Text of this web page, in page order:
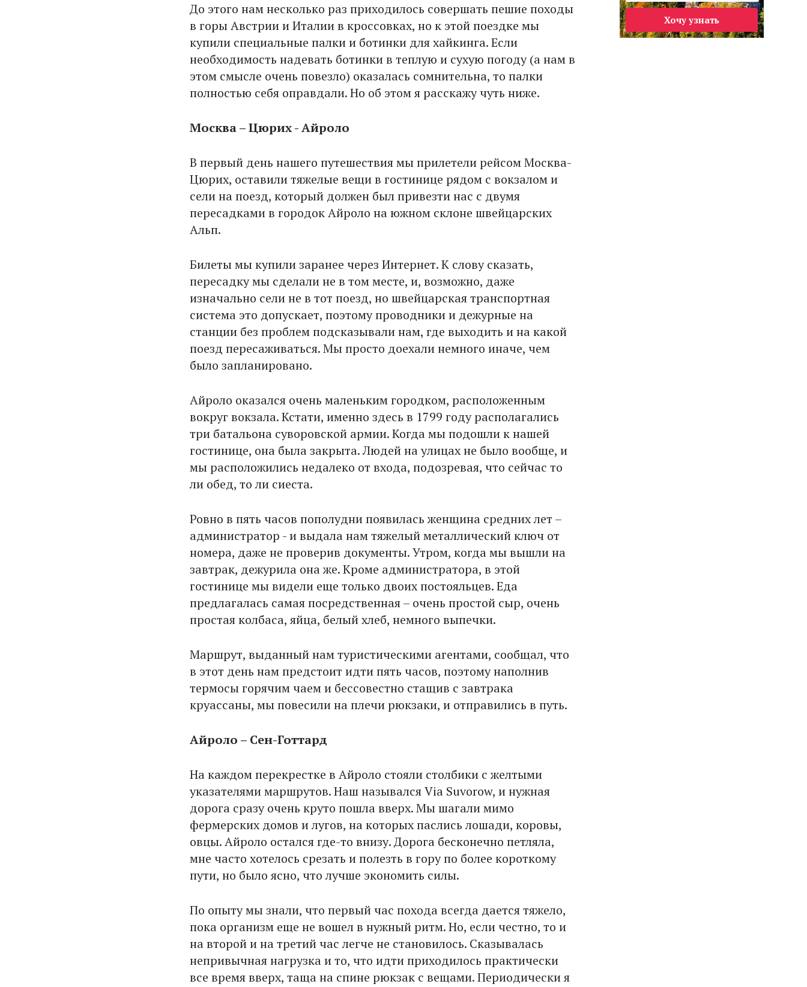
До этого нам несколько раз приходилось совершать пешие походы
в горы Австрии и Италии в кроссовках, но к этой поездке мы
купили специальные палки и ботинки для хайкинга. Если
необходимость надевать ботинки в теплую и сухую погоду (а нам в
этом смысле очень повезло) оказалась сомнительна, то палки
полностью себя оправдали. Но об этом я расскажу чуть ниже.
Москва – Цюрих - Айроло
В первый день нашего путешествия мы прилетели рейсом Москва-
Цюрих, оставили тяжелые вещи в гостинице рядом с вокзалом и
сели на поезд, который должен был привезти нас с двумя
пересадками в городок Айроло на южном склоне швейцарских
Альп.
Билеты мы купили заранее через Интернет. К слову сказать,
пересадку мы сделали не в том месте, и, возможно, даже
изначально сели не в тот поезд, но швейцарская транспортная
система это допускает, поэтому проводники и дежурные на
станции без проблем подсказывали нам, где выходить и на какой
поезд пересаживаться. Мы просто доехали немного иначе, чем
было запланировано.
Айроло оказался очень маленьким городком, расположенным
вокруг вокзала. Кстати, именно здесь в 1799 году располагались
три батальона суворовской армии. Когда мы подошли к нашей
гостинице, она была закрыта. Людей на улицах не было вообще, и
мы расположились недалеко от входа, подозревая, что сейчас то
ли обед, то ли сиеста.
Ровно в пять часов пополудни появилась женщина средних лет –
администратор - и выдала нам тяжелый металлический ключ от
номера, даже не проверив документы. Утром, когда мы вышли на
завтрак, дежурила она же. Кроме администратора, в этой
гостинице мы видели еще только двоих постояльцев. Еда
предлагалась самая посредственная – очень простой сыр, очень
простая колбаса, яйца, белый хлеб, немного выпечки.
Маршрут, выданный нам туристическими агентами, сообщал, что
в этот день нам предстоит идти пять часов, поэтому наполнив
термосы горячим чаем и бессовестно стащив с завтрака
круассаны, мы повесили на плечи рюкзаки, и отправились в путь.
Айроло – Сен-Готтард
На каждом перекрестке в Айроло стояли столбики с желтыми
указателями маршрутов. Наш назывался Via Suvorow, и нужная
дорога сразу очень круто пошла вверх. Мы шагали мимо
фермерских домов и лугов, на которых паслись лошади, коровы,
овцы. Айроло остался где-то внизу. Дорога бесконечно петляла,
мне часто хотелось срезать и полезть в гору по более короткому
пути, но было ясно, что лучше экономить силы.
По опыту мы знали, что первый час похода всегда дается тяжело,
пока организм еще не вошел в нужный ритм. Но, если честно, то и
на второй и на третий час легче не становилось. Сказывалась
непривычная нагрузка и то, что идти приходилось практически
все время вверх, таща на спине рюкзак с вещами. Периодически я
Хочу узнать